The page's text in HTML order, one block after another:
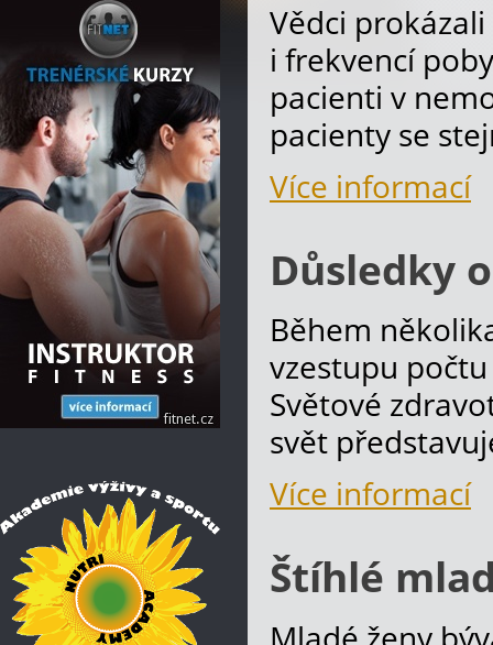
Vědci
i frekvencí
pacienti v
pacienty se
Více informací
Důsledky
Během
vzestupu
Světové
svět
Více informací
Štíhlé